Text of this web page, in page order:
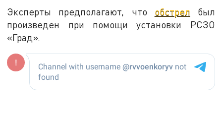
Эксперты предполагают, что обстрел был
произведен при помощи установки РСЗО
«Град».